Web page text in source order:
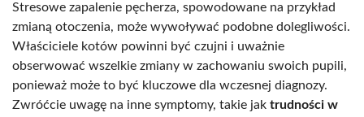
Stresowe zapalenie pęcherza, spowodowane na przykład
zmianą otoczenia, może wywoływać podobne dolegliwości.
Właściciele kotów powinni być czujni i uważnie
obserwować wszelkie zmiany w zachowaniu swoich pupili,
ponieważ może to być kluczowe dla wczesnej diagnozy.
Zwróćcie uwagę na inne symptomy, takie jak trudności w